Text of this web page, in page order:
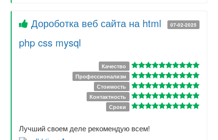
07-02-2025
Дороботка веб сайта на html
php css mysql
Качество
Профессионализм
Стоимость
Контактность
Сроки
Лучший своем деле рекомендую всем!